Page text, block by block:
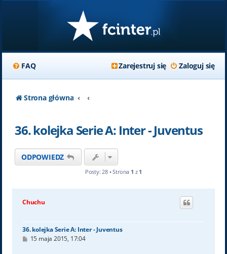
FAQ Zaloguj się
Zarejestruj się
Strona główna
36. kolejka Serie A: Inter - Juventus
ODPOWIEDZ
Posty: 28 • Strona 1 z 1
Chuchu
36. kolejka Serie A: Inter - Juventus
P15 maja 2015, 17:04